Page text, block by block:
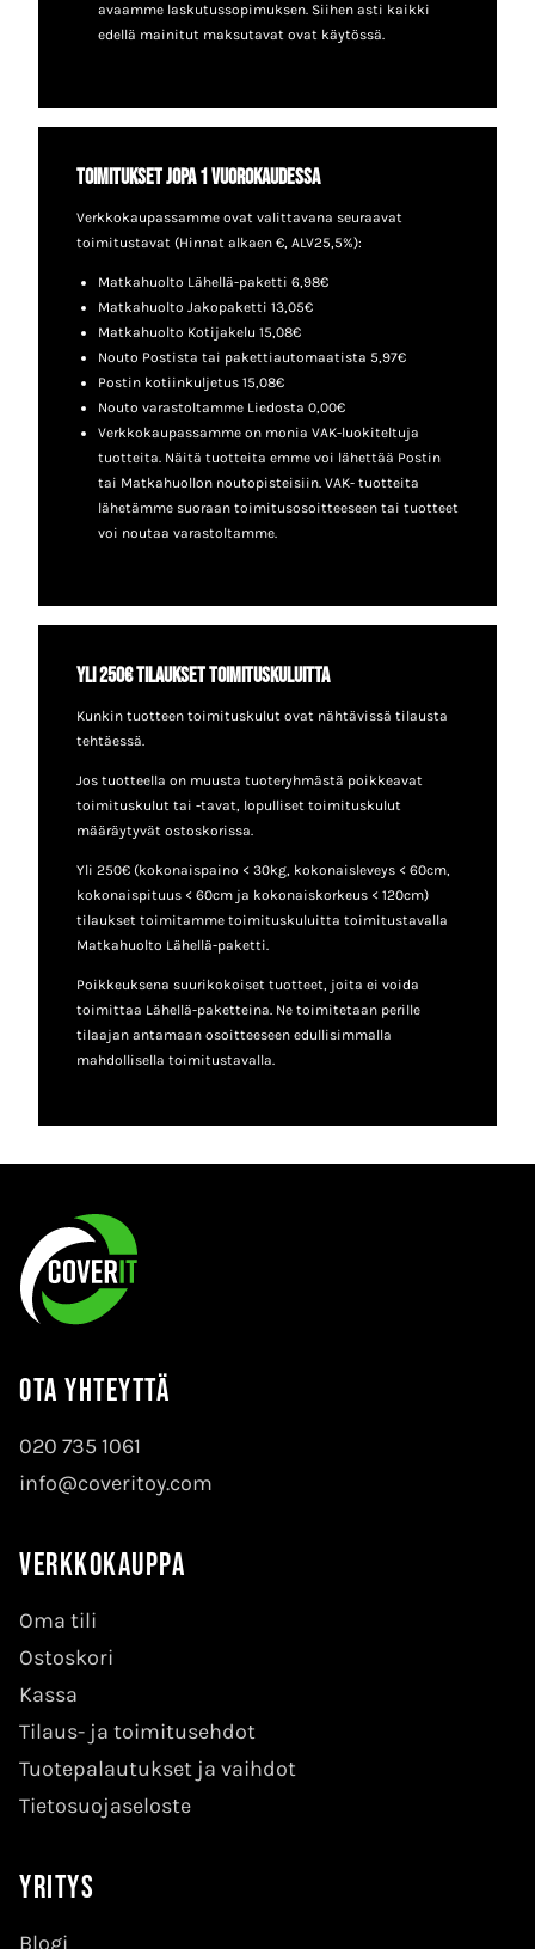
avaamme laskutussopimuksen. Siihen asti kaikki
edellä mainitut maksutavat ovat käytössä.
Toimitukset jopa 1 vuorokaudessa
Verkkokaupassamme ovat valittavana seuraavat
toimitustavat (Hinnat alkaen €, ALV25,5%):
Matkahuolto Lähellä-paketti 6,98€
Matkahuolto Jakopaketti 13,05€
Matkahuolto Kotijakelu 15,08€
Nouto Postista tai pakettiautomaatista 5,97€
Postin kotiinkuljetus 15,08€
Nouto varastoltamme Liedosta 0,00€
Verkkokaupassamme on monia VAK-luokiteltuja
tuotteita. Näitä tuotteita emme voi lähettää Postin
tai Matkahuollon noutopisteisiin. VAK- tuotteita
lähetämme suoraan toimitusosoitteeseen tai tuotteet
voi noutaa varastoltamme.
Yli 250€ tilaukset toimituskuluitta
Kunkin tuotteen toimituskulut ovat nähtävissä tilausta
tehtäessä.
Jos tuotteella on muusta tuoteryhmästä poikkeavat
toimituskulut tai -tavat, lopulliset toimituskulut
määräytyvät ostoskorissa.
Yli 250€ (kokonaispaino < 30kg, kokonaisleveys < 60cm,
kokonaispituus < 60cm ja kokonaiskorkeus < 120cm)
tilaukset toimitamme toimituskuluitta toimitustavalla
Matkahuolto Lähellä-paketti.
Poikkeuksena suurikokoiset tuotteet, joita ei voida
toimittaa Lähellä-paketteina. Ne toimitetaan perille
tilaajan antamaan osoitteeseen edullisimmalla
mahdollisella toimitustavalla.
Ota yhteyttä
020 735 1061
info@coveritoy.com
Verkkokauppa
Oma tili
Ostoskori
Kassa
Tilaus- ja toimitusehdot
Tuotepalautukset ja vaihdot
Tietosuojaseloste
Yritys
Blogi